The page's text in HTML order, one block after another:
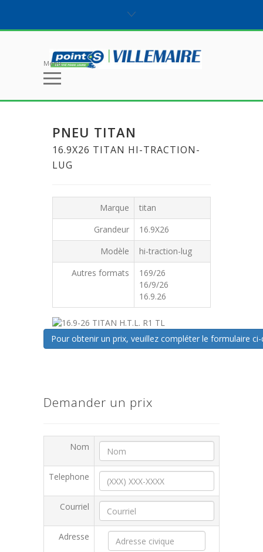
Menu
PNEU TITAN
16.9X26 TITAN HI-TRACTION-
LUG
Marque
titan
Grandeur
16.9X26
Modèle
hi-traction-lug
Autres formats
169/26
16/9/26
16.9.26
Pour obtenir un prix, veuillez compléter le formulaire
Demander un prix
Nom
Telephone
Courriel
Adresse